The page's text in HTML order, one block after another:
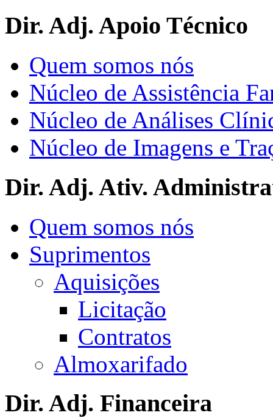
Dir. Adj. Apoio Técnico
Quem somos nós
Núcleo de Assistência
Núcleo de Análises
Núcleo de Imagens e
Dir. Adj. Ativ.
Quem somos nós
Suprimentos
Aquisições
Licitação
Contratos
Almoxarifado
Dir. Adj. Financeira